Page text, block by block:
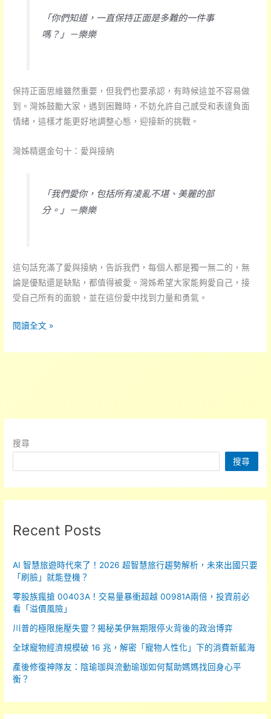
「你們知道，一直保持正面是多難的一件事
嗎？」－樂樂
保持正面思維雖然重要，但我們也要承認，有時候這並不容易做
到。灣姊鼓勵大家，遇到困難時，不妨允許自己感受和表達負面
情緒，這樣才能更好地調整心態，迎接新的挑戰。
灣姊精選金句十：愛與接納
「我們愛你，包括所有凌亂不堪、美麗的部
分。」－樂樂
這句話充滿了愛與接納，告訴我們，每個人都是獨一無二的，無
論是優點還是缺點，都值得被愛。灣姊希望大家能夠愛自己，接
受自己所有的面貌，並在這份愛中找到力量和勇氣。
《腦
急
生
們
你，
括
所
有
凌
不
美
閱讀全文 »
搜尋
搜尋
Recent Posts
AI 智慧旅遊時代來了！2026 超智慧旅行趨勢解析，未來出國只要
「刷臉」就能登機？
零股族瘋搶 00403A！交易量暴衝超越 00981A兩倍，投資前必
看「溢價風險」
川普的極限施壓失靈？揭秘美伊無期限停火背後的政治博弈
全球寵物經濟規模破 16 兆，解密「寵物人性化」下的消費新藍海
產後修復神隊友：陰瑜珈與流動瑜珈如何幫助媽媽找回身心平
衡？